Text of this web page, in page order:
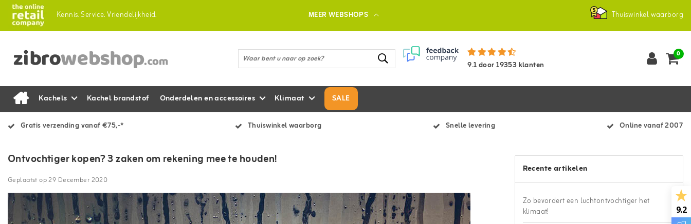
Kennis.Service.Vriendelijkheid. MEER WEBSHOPS Thuiswinkel waarborg
9.1door19353 klanten
0
Kachels Kachel brandstof Onderdelen en accessoires Klimaat SALE
Gratis verzending vanaf €75,-* Thuiswinkel waarborg Snelle levering Online vanaf 2007
Ontvochtiger kopen? 3 zaken om rekening mee te houden!
Geplaatst op29 December 2020
Recente artikelen
Zo bevordert een luchtontvochtiger het
klimaat!
9.2